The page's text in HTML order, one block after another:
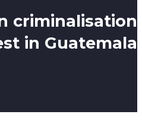
Workshop on
of social